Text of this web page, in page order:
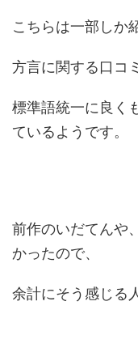
こちらは一部しか
方言に関する口コ
標準語統一に良く
ているようです。
前作のいだてんや
かったので、
余計にそう感じる